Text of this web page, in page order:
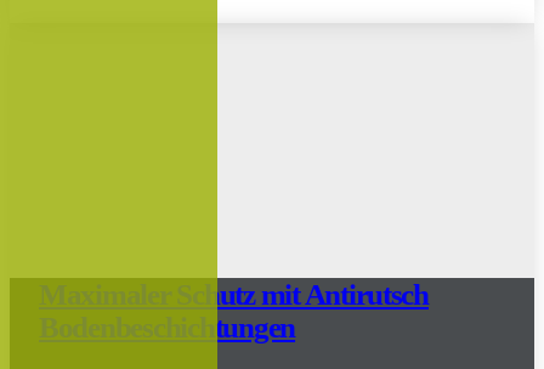
Maximaler Schutz mit Antirutsch
Bodenbeschichtungen